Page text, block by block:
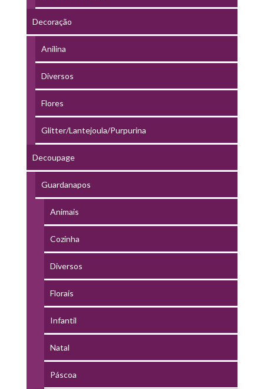
Decoração
Anilina
Diversos
Flores
Glitter/Lantejoula/Purpurina
Decoupage
Guardanapos
Animais
Cozinha
Diversos
Florais
Infantil
Natal
Páscoa